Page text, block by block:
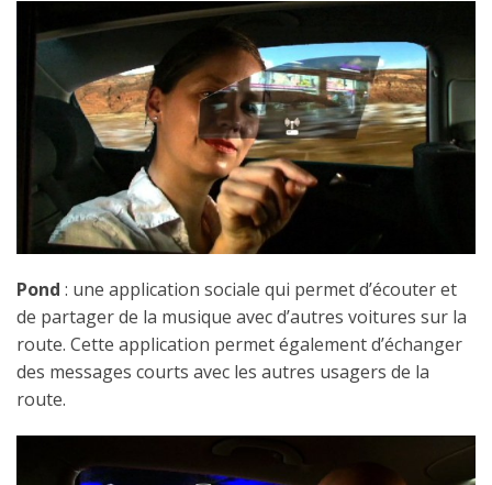
Pond : une application sociale qui permet d’écouter et
de partager de la musique avec d’autres voitures sur la
route. Cette application permet également d’échanger
des messages courts avec les autres usagers de la
route.